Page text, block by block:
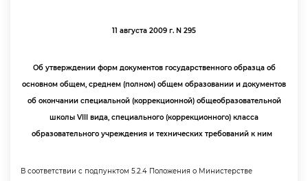
11 августа 2009 г. N 295
Об утверждении форм документов государственного образца о
основном общем, среднем (полном) общем образовании и документо
об окончании специальной (коррекционной) общеобразовательной
школы VIII вида, специального (коррекционного) класса
образовательного учреждения и технических требований к ним
соответствии с подпунктом 5.2.4 Положения о Министерстве